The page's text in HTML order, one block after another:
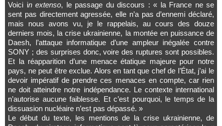
Voici in extenso, le passage du discours : « la France ne se
sent pas directement agressée, elle n’a pas d’ennemi déclaré,
mais nous avons vu, je le rappelais, au cours des douze
derniers mois, la crise ukrainienne, la montée en puissance de
Daesh, l’attaque informatique d’une ampleur inégalée contre
SONY ; des surprises donc, voire des ruptures sont possibles.
Et la réapparition d’une menace étatique majeure pour notre
pays, ne peut être exclue. Alors en tant que chef de l’État, j’ai le
devoir impératif de prendre ces menaces en compte, car rien
ne doit atteindre notre indépendance. Le contexte international
n’autorise aucune faiblesse. Et c’est pourquoi, le temps de la
dissuasion nucléaire n’est pas dépassé. »
Le début du texte, les mentions de la crise ukrainienne, de